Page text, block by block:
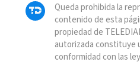
Queda prohibida la
contenido de esta
propiedad de
autorizada constituye
conformidad con las